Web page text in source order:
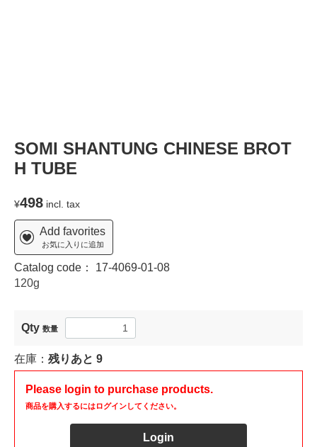
SOMI SHANTUNG CHINESE BROT
H TUBE
¥498 incl. tax
Add favorites
お気に入りに追加
Catalog code： 17-4069-01-08
120g
Qty 数量
在庫： 残りあと 9
Please login to purchase products.
商品を購入するにはログインしてください。
Login